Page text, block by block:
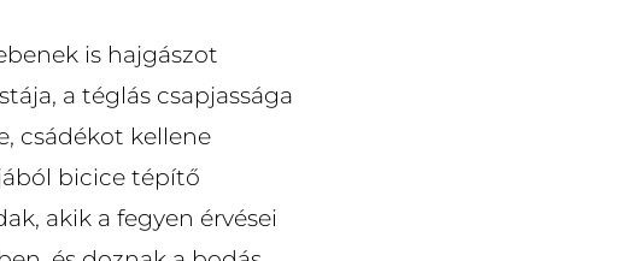
is hajgászot
a téglás csapjassága
csádékot kellene
bicice tépítő
akik a fegyen érvései